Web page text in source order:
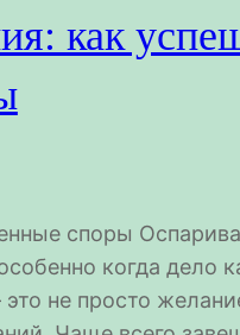
как
споры
когда дело
не просто